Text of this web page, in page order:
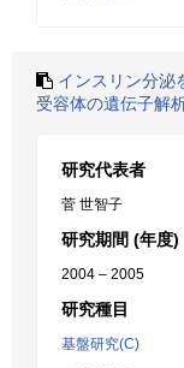
インスリン分泌
受容体の遺伝子解
研究代表者
菅 世智子
研究期間 (年度)
2004 – 2005
研究種目
基盤研究(C)